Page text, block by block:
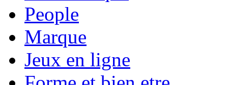
People
Marque
Jeux en ligne